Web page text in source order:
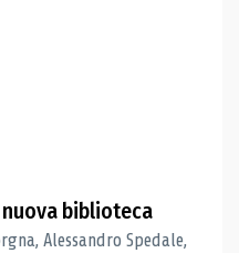
biblioteca
Alessandro Spedale,